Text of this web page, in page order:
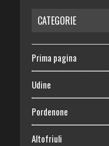
CATEGORIE
Prima pagina
Udine
Pordenone
Altofriuli